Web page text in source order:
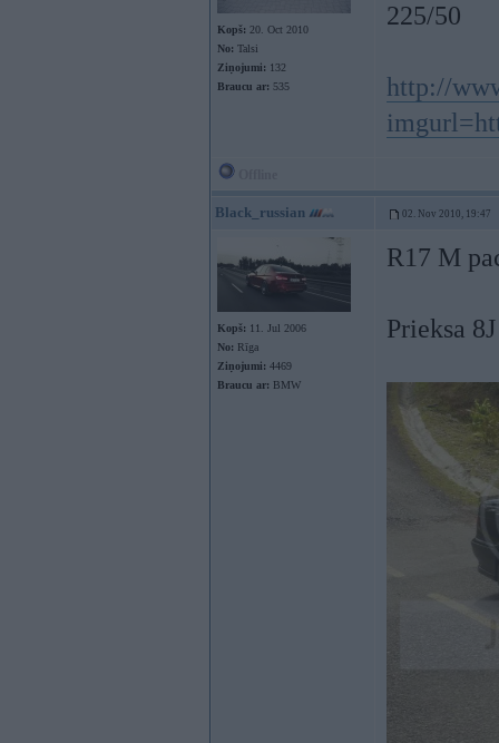
Kopš: 20. Oct 2010
No: Talsi
Ziņojumi: 132
Braucu ar: 535
225/50
http://
Black_russian 02. Nov 2010, 19:47
Kopš: 11. Jul 2006
No: Rīga
Ziņojumi: 4469
Braucu ar: BMW
R17 M
Prieksa